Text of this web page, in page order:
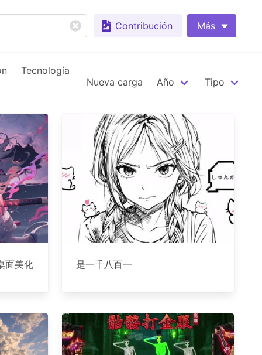
Contribución Más
Tecnología
Nueva carga
Año Tipo
面美化 是一千八百一